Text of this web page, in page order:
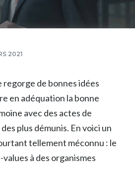
2021
regorge de bonnes idées
en adéquation la bonne
avec des actes de
plus démunis. En voici un
tellement méconnu : le
à des organismes